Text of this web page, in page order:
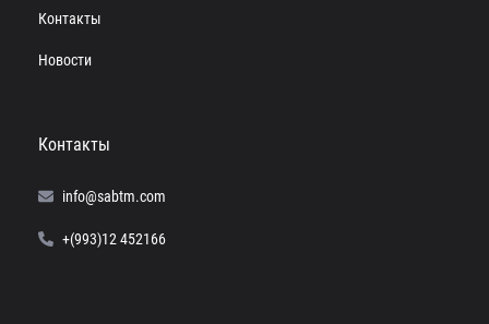
Контакты
Новости
Контакты
info@sabtm.com
+(993)12 452166